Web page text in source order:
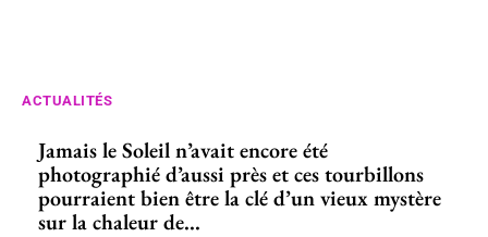
ACTUALITÉS
Jamais le Soleil n’avait encore été
photographié d’aussi près et ces tourbillons
pourraient bien être la clé d’un vieux mystère
sur la chaleur de...